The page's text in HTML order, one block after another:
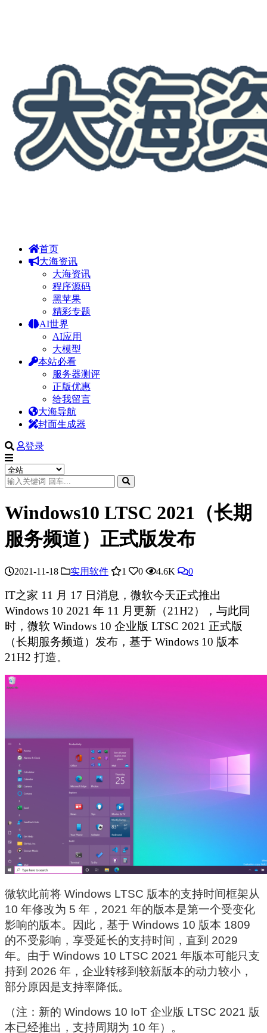
首页
大海资讯
大海资讯
程序源码
黑苹果
精彩专题
AI世界
AI应用
大模型
本站必看
服务器测评
正版优惠
给我留言
大海导航
封面生成器
登录
Windows10 LTSC 2021（长期
服务频道）正式版发布
2021-11-18 实用软件 1 0 4.6K 0
IT之家 11 月 17 日消息，微软今天正式推出
Windows 10 2021 年 11 月更新（21H2），与此同
时，微软 Windows 10 企业版 LTSC 2021 正式版
（长期服务频道）发布，基于 Windows 10 版本
21H2 打造。
微软此前将 Windows LTSC 版本的支持时间框架从
10 年修改为 5 年，2021 年的版本是第一个受变化
影响的版本。因此，基于 Windows 10 版本 1809
的不受影响，享受延长的支持时间，直到 2029
年。由于 Windows 10 LTSC 2021 年版本可能只支
持到 2026 年，企业转移到较新版本的动力较小，
部分原因是支持率降低。
（注：新的 Windows 10 IoT 企业版 LTSC 2021 版
本已经推出，支持周期为 10 年）。